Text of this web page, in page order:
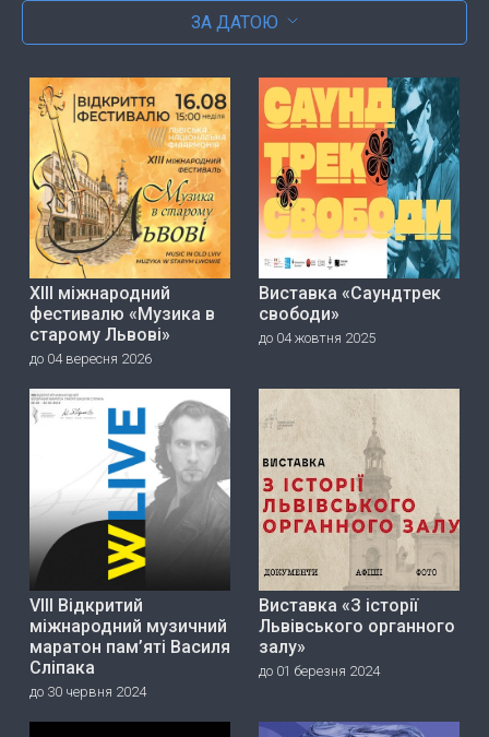
ЗА ДАТОЮ
ХІІІ міжнародний
фестивалю «Музика в
старому Львові»
до 04 вересня 2026
Виставка «Саундтрек
свободи»
до 04 жовтня 2025
VIII Відкритий
міжнародний музичний
маратон пам’яті Василя
Сліпака
до 30 червня 2024
Виставка «З історії
Львівського органного
залу»
до 01 березня 2024